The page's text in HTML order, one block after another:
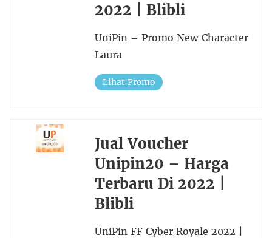
2022 | Blibli
UniPin – Promo New Character
Laura
Lihat Promo
Jual Voucher
Unipin20 – Harga
Terbaru Di 2022 |
Blibli
UniPin FF Cyber Royale 2022 |